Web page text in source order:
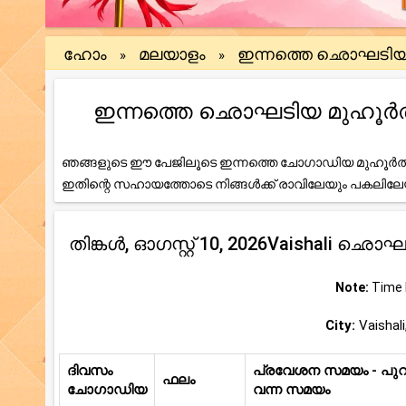
ഹോം » മലയാളം » ഇന്നത്തെ
ഇന്നത്തെ ഛൊഘടിയ മുഹൂർത്തം
ഞങ്ങളുടെ ഈ പേജിലൂടെ ഇന്നത്തെ ചോഗാഡിയ
ഇതിന്റെ സഹായത്തോടെ നിങ്ങൾക്ക് രാവിലേയും
തിങ്കള്‍, ഓഗസ്റ്റ് 10, 2026Vaishali
Note: Time
City:
ദിവസം
ചോഗാഡിയ
ഫലം
പ്രവേശന സമയം -
വന്ന സമയം